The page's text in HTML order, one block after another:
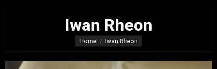
Iwan Rheon
Home Iwan Rheon